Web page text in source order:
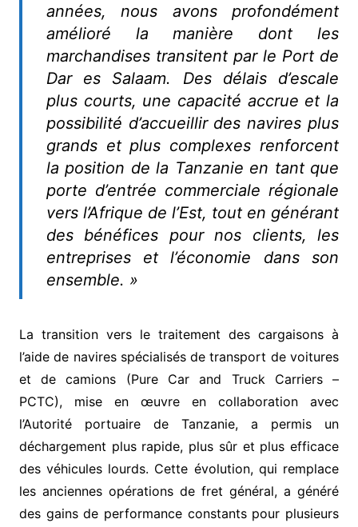
années, nous avons profondément
amélioré la manière dont les
marchandises transitent par le Port de
Dar es Salaam. Des délais d’escale
plus courts, une capacité accrue et la
possibilité d’accueillir des navires plus
grands et plus complexes renforcent
la position de la Tanzanie en tant que
porte d’entrée commerciale régionale
vers l’Afrique de l’Est, tout en générant
des bénéfices pour nos clients, les
entreprises et l’économie dans son
ensemble. »
La transition vers le traitement des cargaisons à
l’aide de navires spécialisés de transport de voitures
et de camions (Pure Car and Truck Carriers –
PCTC), mise en œuvre en collaboration avec
l’Autorité portuaire de Tanzanie, a permis un
déchargement plus rapide, plus sûr et plus efficace
des véhicules lourds. Cette évolution, qui remplace
les anciennes opérations de fret général, a généré
des gains de performance constants pour plusieurs